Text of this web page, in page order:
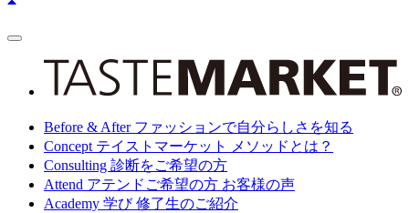
ス
Before & After ファッションで自分らしさを知る
Concept テイストマーケット メソッドとは？
Consulting 診断をご希望の方
Attend アテンドご希望の方 お客様の声
Academy 学び 修了生のご紹介